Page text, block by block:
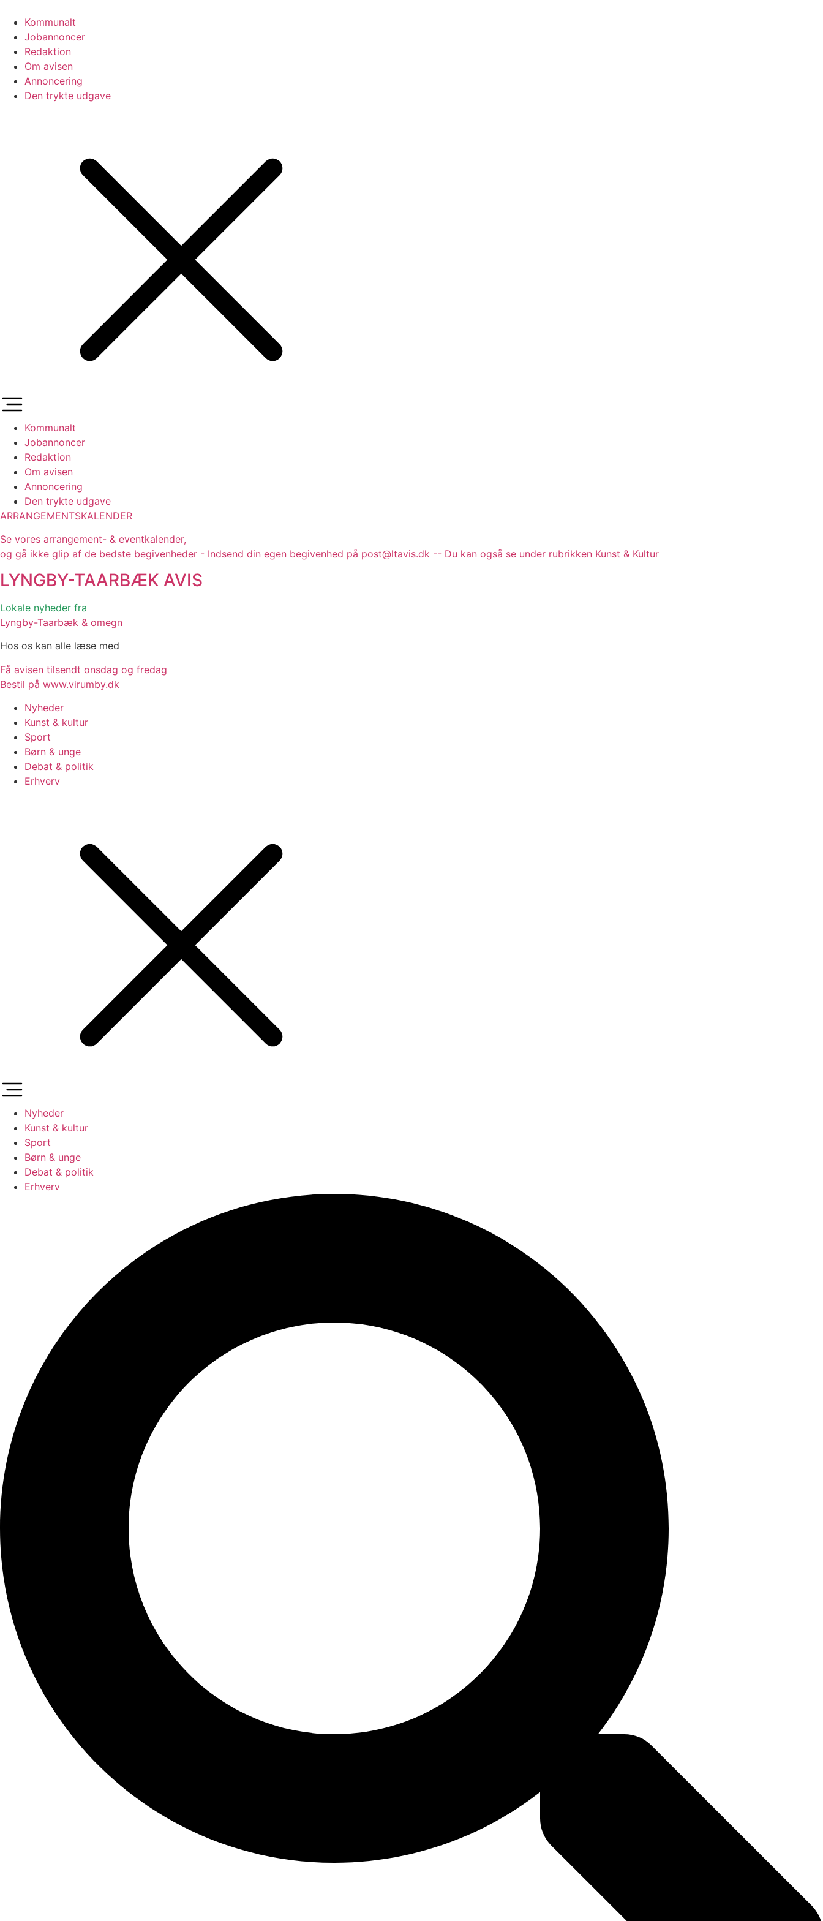
indhold
Kommunalt
Jobannoncer
Redaktion
Om avisen
Annoncering
Den trykte udgave
Kommunalt
Jobannoncer
Redaktion
Om avisen
Annoncering
Den trykte udgave
ARRANGEMENTSKALENDER
Se vores arrangement- & eventkalender,
og gå ikke glip af de bedste begivenheder - Indsend din egen begivenhed på post@ltavis.dk -- Du kan også se under rubrikken Kunst & Kultur
LYNGBY-TAARBÆK AVIS
Lokale nyheder fra
Lyngby-Taarbæk & omegn
Hos os kan alle læse med
Få avisen tilsendt onsdag og fredag
Bestil på www.virumby.dk
Nyheder
Kunst & kultur
Sport
Børn & unge
Debat & politik
Erhverv
Nyheder
Kunst & kultur
Sport
Børn & unge
Debat & politik
Erhverv